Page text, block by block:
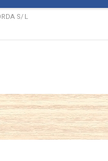
Cola
S/L